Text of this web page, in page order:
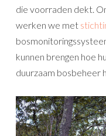
die voorraden dekt.
werken we met
kunnen brengen hoe
duurzaam bosbeheer